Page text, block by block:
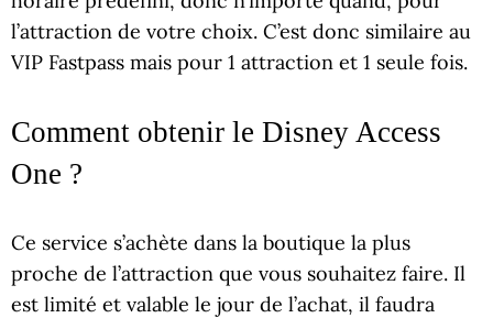
l’attraction de votre choix. C’est donc similaire au
VIP Fastpass mais pour 1 attraction et 1 seule fois.
Comment obtenir le Disney Access
One ?
Ce service s’achète dans la boutique la plus
proche de l’attraction que vous souhaitez faire. Il
est limité et valable le jour de l’achat, il faudra